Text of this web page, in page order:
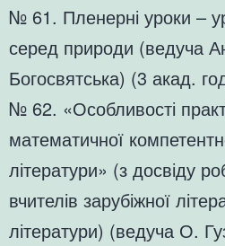
№ 61. Пленерні уроки –
серед природи (ведуча
Богосвятська) (3 акад.
№ 62. «Особливості
математичної
літератури» (з досвіду
вчителів зарубіжної
літератури) (ведуча О.